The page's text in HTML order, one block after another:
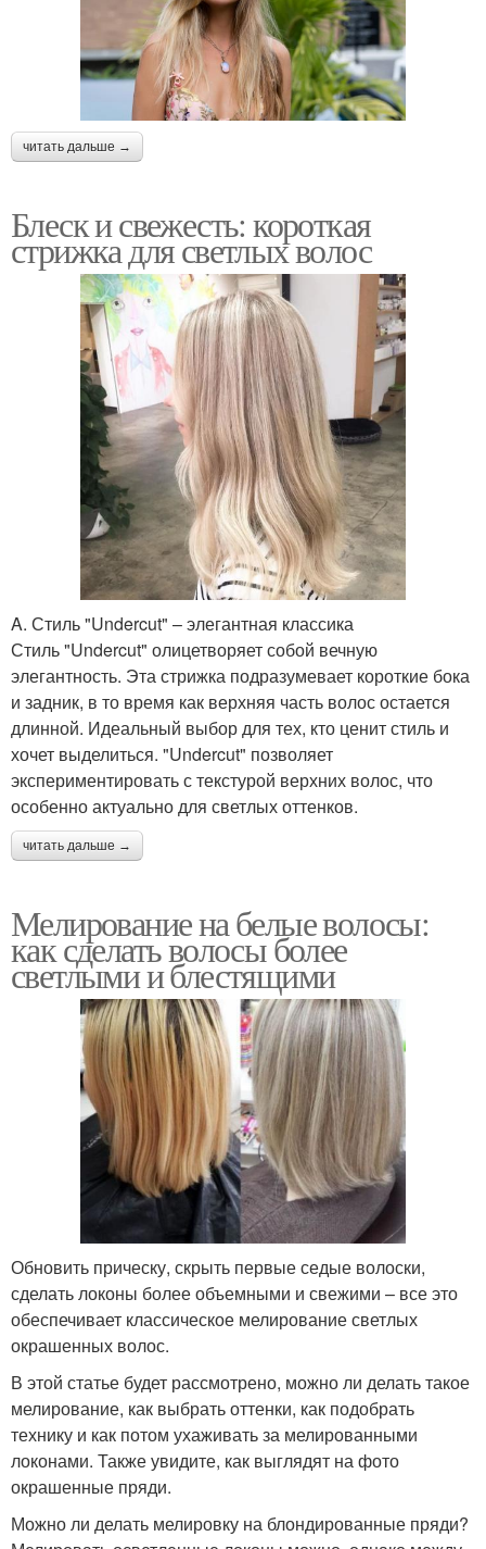
читать дальше →
Блеск и свежесть: короткая
стрижка для светлых волос
A. Стиль "Undercut" – элегантная классика
Стиль "Undercut" олицетворяет собой вечную
элегантность. Эта стрижка подразумевает короткие бока
и задник, в то время как верхняя часть волос остается
длинной. Идеальный выбор для тех, кто ценит стиль и
хочет выделиться. "Undercut" позволяет
экспериментировать с текстурой верхних волос, что
особенно актуально для светлых оттенков.
читать дальше →
Мелирование на белые волосы:
как сделать волосы более
светлыми и блестящими
Обновить прическу, скрыть первые седые волоски,
сделать локоны более объемными и свежими – все это
обеспечивает классическое мелирование светлых
окрашенных волос.
В этой статье будет рассмотрено, можно ли делать такое
мелирование, как выбрать оттенки, как подобрать
технику и как потом ухаживать за мелированными
локонами. Также увидите, как выглядят на фото
окрашенные пряди.
Можно ли делать мелировку на блондированные пряди?